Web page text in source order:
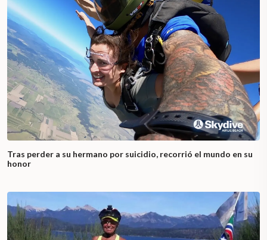
Tras perder a su hermano por suicidio, recorrió el mundo en su
honor